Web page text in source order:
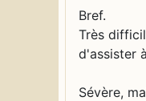
Bref.
Très
d'assister
Sévère,